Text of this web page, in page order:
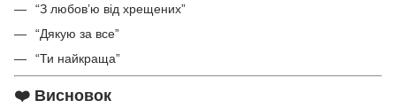
“З любов’ю від хрещених”
“Дякую за все”
“Ти найкраща”
❤️ Висновок